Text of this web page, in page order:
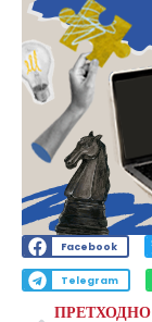
Facebook
Telegram
ПРЕТХОДНО